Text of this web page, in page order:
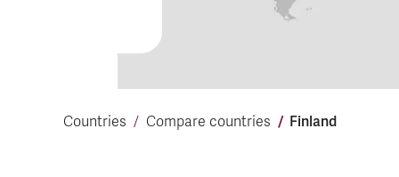
Countries Compare countries Finland